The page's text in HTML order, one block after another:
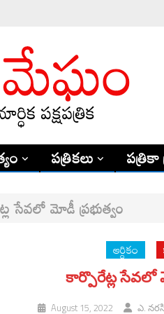
పత్రికలు పత్రికా
సేవలో మోడీ ప్రభుత్వం
ఆర్ధికం
కార్పొరేట్ల సేవలో
August 15, 2022 ఎ.